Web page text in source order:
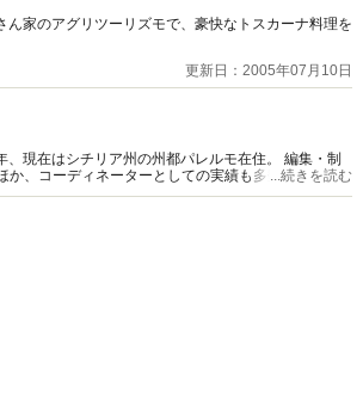
家のアグリツーリズモで、豪快なトスカーナ料理を
更新日：2005年07月10日
現在はシチリア州の州都パレルモ在住。 編集・制
、コーディネーターとしての実績も多数。現地通
所認定通訳。
...続きを読む